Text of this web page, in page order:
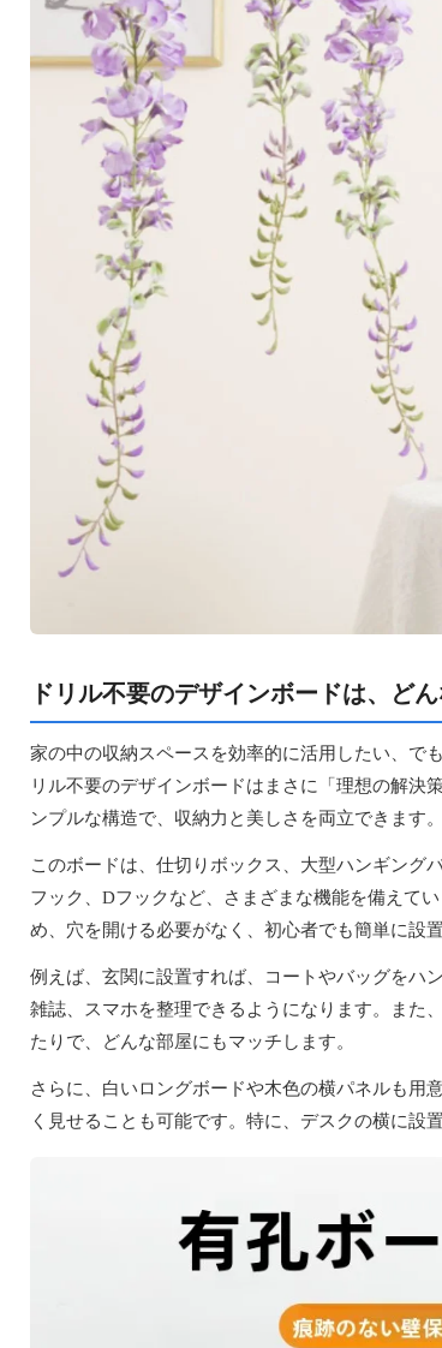
ドリル不要のデザインボードは、ど
家の中の収納スペースを効率的に活用したい、で
リル不要のデザインボードはまさに「理想の解決
ンプルな構造で、収納力と美しさを両立できます。
このボードは、仕切りボックス、大型ハンギング
フック、Dフックなど、さまざまな機能を備えて
め、穴を開ける必要がなく、初心者でも簡単に設置
例えば、玄関に設置すれば、コートやバッグをハ
雑誌、スマホを整理できるようになります。また
たりで、どんな部屋にもマッチします。
さらに、白いロングボードや木色の横パネルも用
く見せることも可能です。特に、デスクの横に設